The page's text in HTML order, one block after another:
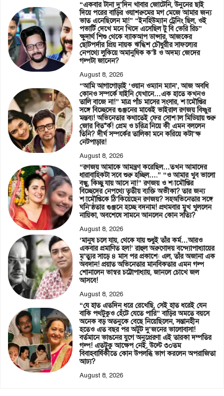
“একবার টানা দু’দিন খাবার জোটেনি, উনুনের ছাই
দিয়ে পরের বাড়ির ওয়াশরুমের মগ মেজে আমার জন্য
ভাত এনেছিলেন মা!” “ইনহিউম্যান ট্রেনিং ছিল, ওই
পভার্টি দেখে মনে খিদে এসেছিল টু বি ভেরি রিচ”
ক্ষুদার্থ শিশু থেকে ব্যাকআপ ডান্সার, আজকের
ছোটপর্দার প্রিয় নায়ক ঋদ্ধিশ চৌধুরীর সাফল্যের
নেপথ্যে লুকিয়ে অমানুষিক ক’ষ্ট ও অদম্য জেদের
গল্পটা জানেন?
August 8, 2026
“আমি আগাগোড়াই ‘ওয়ান ওম্যান ম্যান’, আজ অবধি
কোনও সম্পর্কে যাইনি যেখানে…এক হাতে কখনও
তালি বাজে না!” মাত্র পাঁচ মাসের সংসার, শ্যামৌপ্তির
সঙ্গে বিচ্ছেদের গুঞ্জনের মাঝেই ভাইরাল রণজয় বিষ্ণুর
মন্তব্য! অভিনেতার কথাতেই ফের সোশ্যাল মিডিয়ায় শুরু
জোর বিত*র্ক! প্রেম ও চরিত্র নিয়ে কী এমন বললেন
তিনি? দীর্ঘ সম্পর্কের তালিকা মনে করিয়ে কটা’ক্ষ
নেটপাড়ার!
August 8, 2026
“রণজয় আমাকে আমন্ত্রণ করেছিল…তখন আমাদের
ধারাবাহিকটা সবে শুরু হচ্ছিল….” “ও আমার খুব ভালো
বন্ধু, কিচ্ছু যায় আসে না!” রণজয় ও শ্যামৌপ্তির
বিচ্ছেদের নেপথ্যে তৃতীয় ব্যক্তি অভীকা? তার জন্য
শ্যামৌপ্তিকে ঠি’কিয়েছেন রণজয়? সহঅভিনেতার সঙ্গে
ঘনি’ষ্ঠতার গুঞ্জনে হচ্ছে বদনাম! প্রথমবার মুখ খুললেন
নায়িকা, অবশেষে সামনে আনলেন কোন সত্যি?
August 8, 2026
‘মানুষ চলে যায়, থেকে যায় শুধুই তাঁর কর্ম…আরও
একবার প্রমাণিত হল!’ রাহুল অরুণোদয় বন্দ্যোপাধ্যায়ের
মৃ’ত্যুর সাড়ে ৪ মাস পর প্রকাশ্যে এল, তাঁর অজানা এক
অবদান! প্রয়াত অভিনেতার মানবিকতার এমন গল্প
শোনালেন ভাস্বর চট্টোপাধ্যায়, জানলে চোখে জল
আসবে!
August 8, 2026
“যে হাত এতদিন ধরে রেখেছি, সেই হাত ধরেই যেন
বাকি পথটুকুও হেঁটে যেতে পারি” বাড়ির অমতে বয়সে
অনেক বড় অতনুকে বেছে নিয়েছিলেন, সন্তানহীন
হতেও এত বছর পর অটুট দু’জনের ভালোবাসা!
বর্তমানে ভাঙনের যুগে অনুপ্রেরণা এই তারকা দম্পতির
গল্প! এতটুকু আক্ষেপ নেই, উল্টে ৩০তম
বিবাহবার্ষিকীতে কোন উপলব্ধি ভাগ করলেন অপরাজিতা
আঢ্য?
August 8, 2026